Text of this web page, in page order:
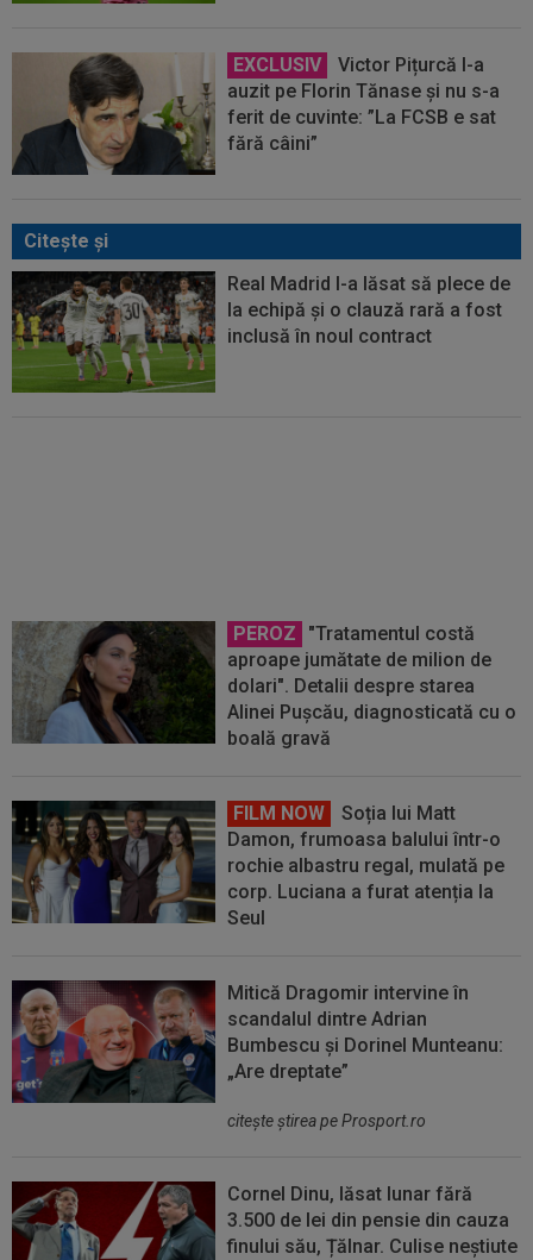
EXCLUSIV
Victor Pițurcă l-a
auzit pe Florin Tănase și nu s-a
ferit de cuvinte: ”La FCSB e sat
fără câini”
Citeşte şi
Real Madrid l-a lăsat să plece de
la echipă și o clauză rară a fost
inclusă în noul contract
PEROZ
"Tratamentul costă
aproape jumătate de milion de
dolari". Detalii despre starea
Alinei Pușcău, diagnosticată cu o
boală gravă
FILM NOW
Soția lui Matt
Damon, frumoasa balului într-o
rochie albastru regal, mulată pe
corp. Luciana a furat atenția la
Seul
Mitică Dragomir intervine în
scandalul dintre Adrian
Bumbescu și Dorinel Munteanu:
„Are dreptate”
citeşte ştirea pe Prosport.ro
Cornel Dinu, lăsat lunar fără
3.500 de lei din pensie din cauza
finului său, Țălnar. Culise neștiute